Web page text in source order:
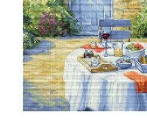
個人情報取り扱いについて
閉じる